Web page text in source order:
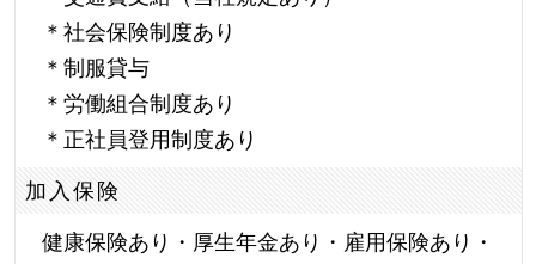
＊社会保険制度あり
＊制服貸与
＊労働組合制度あり
＊正社員登用制度あり
加入保険
健康保険あり・厚生年金あり・雇用保険あり・